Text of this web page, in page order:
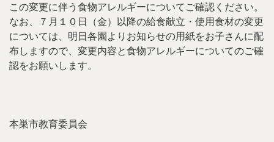
この変更に伴う食物アレルギーについてご確認ください。
なお、７月１０日（金）以降の給食献立・使用食材の変更
については、明日各園よりお知らせの用紙をお子さんに配
布しますので、変更内容と食物アレルギーについてのご確
認をお願いします。
本巣市教育委員会